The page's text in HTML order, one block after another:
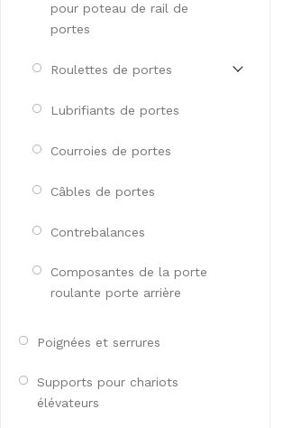
pour poteau de rail de
portes
Roulettes de portes
Lubrifiants de portes
Courroies de portes
Câbles de portes
Contrebalances
Composantes de la porte
roulante porte arrière
Poignées et serrures
Supports pour chariots
élévateurs